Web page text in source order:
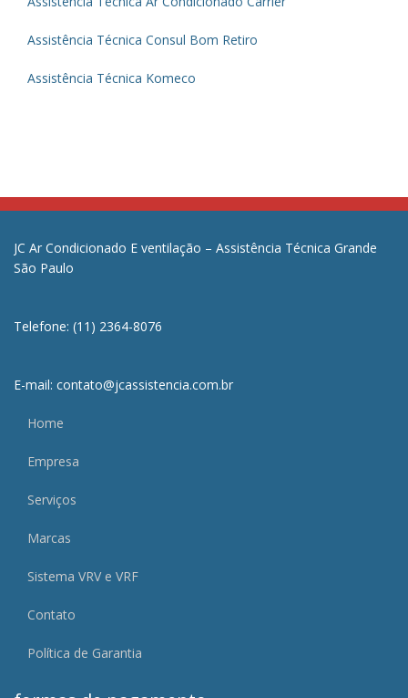
Assistência Técnica Consul Bom Retiro
Assistência Técnica Komeco
JC Ar Condicionado E ventilação – Assistência Técnica Grande
São Paulo
Telefone: (11) 2364-8076
E-mail: contato@jcassistencia.com.br
Home
Empresa
Serviços
Marcas
Sistema VRV e VRF
Contato
Política de Garantia